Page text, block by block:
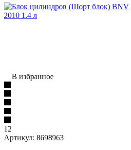
В избранное
12
Артикул: 8698963